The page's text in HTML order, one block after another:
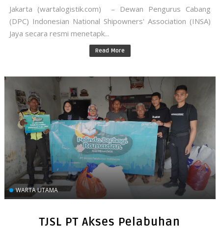
Jakarta (wartalogistik.com) – Dewan Pengurus Cabang
(DPC) Indonesian National Shipowners' Association (INSA)
Jaya secara resmi menetapk...
Read More
WARTA UTAMA
TJSL PT Akses Pelabuhan